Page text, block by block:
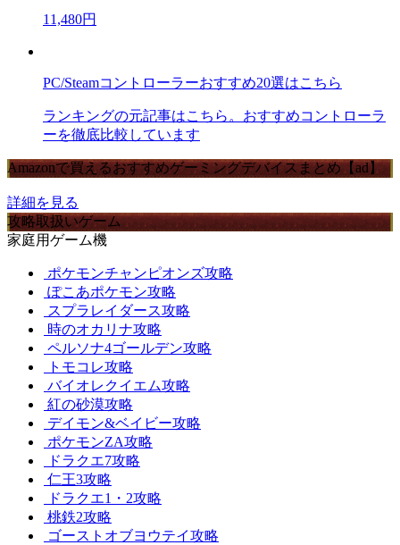
11,480円
PC/Steamコントローラーおすすめ20選はこちら
ランキングの元記事はこちら。おすすめコントローラ
ーを徹底比較しています
Amazonで買えるおすすめゲーミングデバイスまとめ【ad】
詳細を見る
攻略取扱いゲーム
家庭用ゲーム機
ポケモンチャンピオンズ攻略
ぽこあポケモン攻略
スプラレイダース攻略
時のオカリナ攻略
ペルソナ4ゴールデン攻略
トモコレ攻略
バイオレクイエム攻略
紅の砂漠攻略
デイモン&ベイビー攻略
ポケモンZA攻略
ドラクエ7攻略
仁王3攻略
ドラクエ1・2攻略
桃鉄2攻略
ゴーストオブヨウテイ攻略